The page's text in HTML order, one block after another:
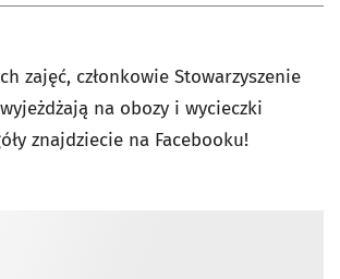
zajęć, członkowie Stowarzyszenie
na obozy i wycieczki
znajdziecie na Facebooku!